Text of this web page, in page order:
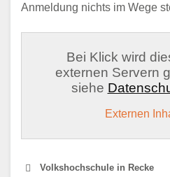
Anmeldung nichts im Wege
Bei Klick wird
externen Servern
siehe
Externen
Volkshochschule in Recke